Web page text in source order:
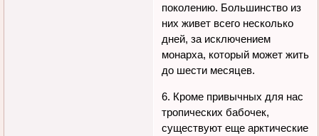
поколению. Большинство из
них живет всего несколько
дней, за исключением
монарха, который может жить
до шести месяцев.
6. Кроме привычных для нас
тропических бабочек,
существуют еще арктические